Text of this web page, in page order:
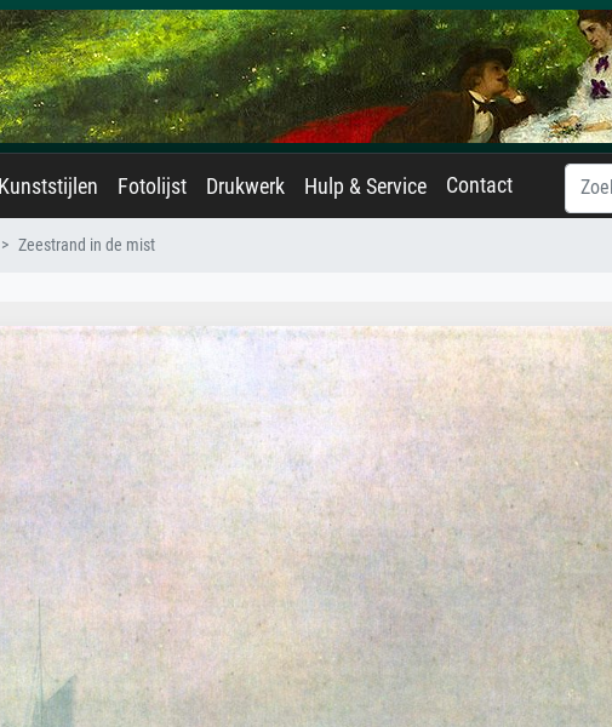
Kunststijlen Fotolijst Drukwerk Hulp & Service Contact
Zeestrand in de mist